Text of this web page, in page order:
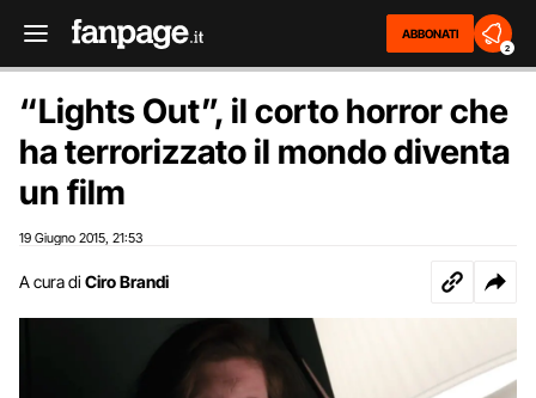
ABBONATI
2
“Lights Out”, il corto horror che
ha terrorizzato il mondo diventa
un film
19 Giugno 2015 21:53
A cura di Ciro Brandi